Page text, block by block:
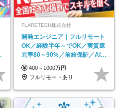
FLARETECH株式会社
開発エンジニア｜フルリモート
OK／経験半年～でOK／実質還
元率80～90%／前給保証／AI系
など最先端案件多数
400～1000万円
フルリモートあり